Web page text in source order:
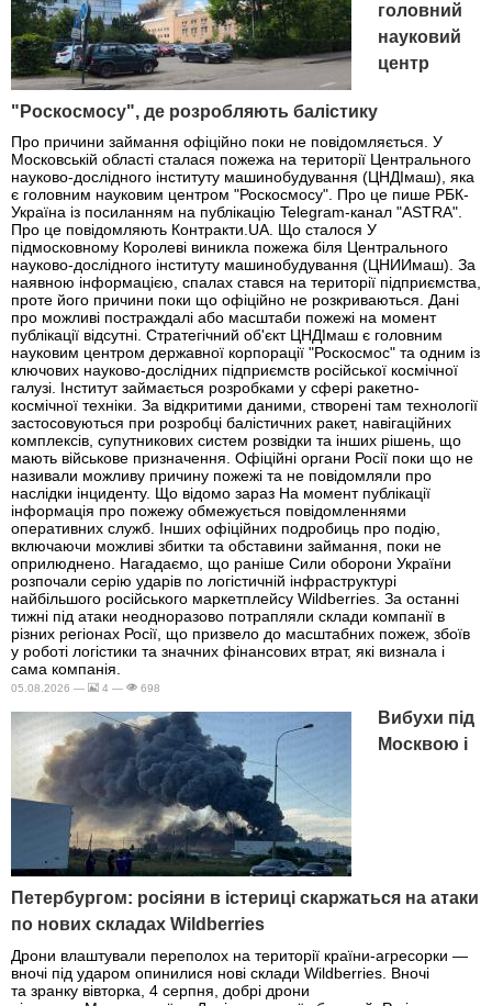
головний
науковий
центр
"Роскосмосу", де розробляють балістику
Про причини займання офіційно поки не повідомляється. У
Московській області сталася пожежа на території Центрального
науково-дослідного інституту машинобудування (ЦНДІмаш), яка
є головним науковим центром "Роскосмосу". Про це пише РБК-
Україна із посиланням на публікацію Telegram-канал "ASTRA".
Про це повідомляють Контракти.UA. Що сталося У
підмосковному Королеві виникла пожежа біля Центрального
науково-дослідного інституту машинобудування (ЦНИИмаш). За
наявною інформацією, спалах стався на території підприємства,
проте його причини поки що офіційно не розкриваються. Дані
про можливі постраждалі або масштаби пожежі на момент
публікації відсутні. Стратегічний об'єкт ЦНДІмаш є головним
науковим центром державної корпорації "Роскосмос" та одним із
ключових науково-дослідних підприємств російської космічної
галузі. Інститут займається розробками у сфері ракетно-
космічної техніки. За відкритими даними, створені там технології
застосовуються при розробці балістичних ракет, навігаційних
комплексів, супутникових систем розвідки та інших рішень, що
мають військове призначення. Офіційні органи Росії поки що не
називали можливу причину пожежі та не повідомляли про
наслідки інциденту. Що відомо зараз На момент публікації
інформація про пожежу обмежується повідомленнями
оперативних служб. Інших офіційних подробиць про подію,
включаючи можливі збитки та обставини займання, поки не
оприлюднено. Нагадаємо, що раніше Сили оборони України
розпочали серію ударів по логістичній інфраструктурі
найбільшого російського маркетплейсу Wildberries. За останні
тижні під атаки неодноразово потрапляли склади компанії в
різних регіонах Росії, що призвело до масштабних пожеж, збоїв
у роботі логістики та значних фінансових втрат, які визнала і
сама компанія.
05.08.2026 — 4 — 698
Вибухи під
Москвою і
Петербургом: росіяни в істериці скаржаться на атаки
по нових складах Wildberries
Дрони влаштували переполох на території країни-агресорки —
вночі під ударом опинилися нові склади Wildberries. Вночі
та зранку вівторка, 4 серпня, добрі дрони